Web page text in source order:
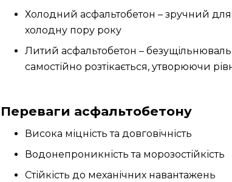
Холодний асфальтобетон – зручний
холодну пору року
Литий асфальтобетон –
самостійно розтікається, утворюючи
Переваги асфальтобетону
Висока міцність та довговічність
Водонепроникність та морозостійкість
Стійкість до механічних навантажень